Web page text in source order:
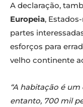
A declaração,
Europeia,
partes
esforços para
velho continente
“A habitação é
entanto, 700 mil